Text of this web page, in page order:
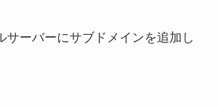
サーバーにサブドメインを追加し